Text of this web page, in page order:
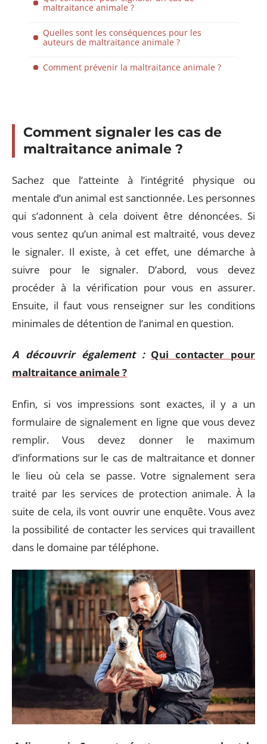
maltraitance animale ?
Quelles sont les conséquences pour les
auteurs de maltraitance animale ?
Comment prévenir la maltraitance animale ?
Comment signaler les cas de
maltraitance animale ?
Sachez que l’atteinte à l’intégrité physique ou
mentale d’un animal est sanctionnée. Les personnes
qui s’adonnent à cela doivent être dénoncées. Si
vous sentez qu’un animal est maltraité, vous devez
le signaler. Il existe, à cet effet, une démarche à
suivre pour le signaler. D’abord, vous devez
procéder à la vérification pour vous en assurer.
Ensuite, il faut vous renseigner sur les conditions
minimales de détention de l’animal en question.
A découvrir également : Qui contacter pour
maltraitance animale ?
Enfin, si vos impressions sont exactes, il y a un
formulaire de signalement en ligne que vous devez
remplir. Vous devez donner le maximum
d’informations sur le cas de maltraitance et donner
le lieu où cela se passe. Votre signalement sera
traité par les services de protection animale. À la
suite de cela, ils vont ouvrir une enquête. Vous avez
la possibilité de contacter les services qui travaillent
dans le domaine par téléphone.